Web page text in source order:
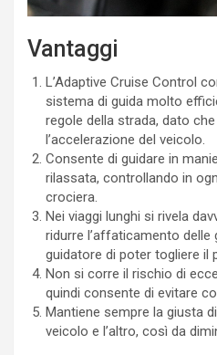
Vantaggi
L’Adaptive Cruise Control
sistema di guida molto
regole della strada, dato
l’accelerazione del veicolo.
Consente di guidare in
rilassata, controllando in
crociera.
Nei viaggi lunghi si rivela
ridurre l’affaticamento delle
guidatore di poter togliere il
Non si corre il rischio di
quindi consente di evitare
Mantiene sempre la giusta
veicolo e l’altro, così da